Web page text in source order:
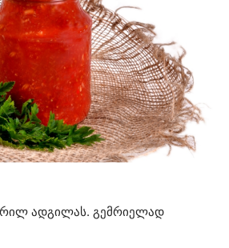
ადგილას. გემრიელად